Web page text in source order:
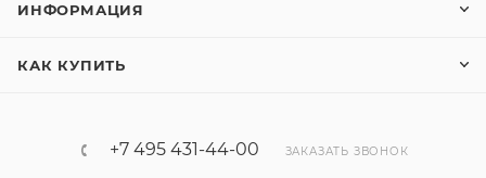
ИНФОРМАЦИЯ
КАК КУПИТЬ
+7 495 431-44-00 ЗАКАЗАТЬ ЗВОНОК